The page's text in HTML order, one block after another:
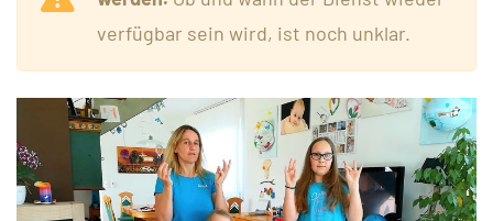
verfügbar sein wird, ist noch unklar.